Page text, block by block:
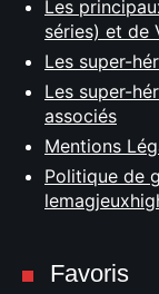
Les
séries) et de
Les super-
Les super-
associés
Mentions
Politique de
Favoris